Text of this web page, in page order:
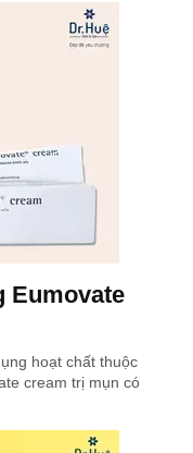
Eumovate
hoạt chất thuộc
cream trị mụn có